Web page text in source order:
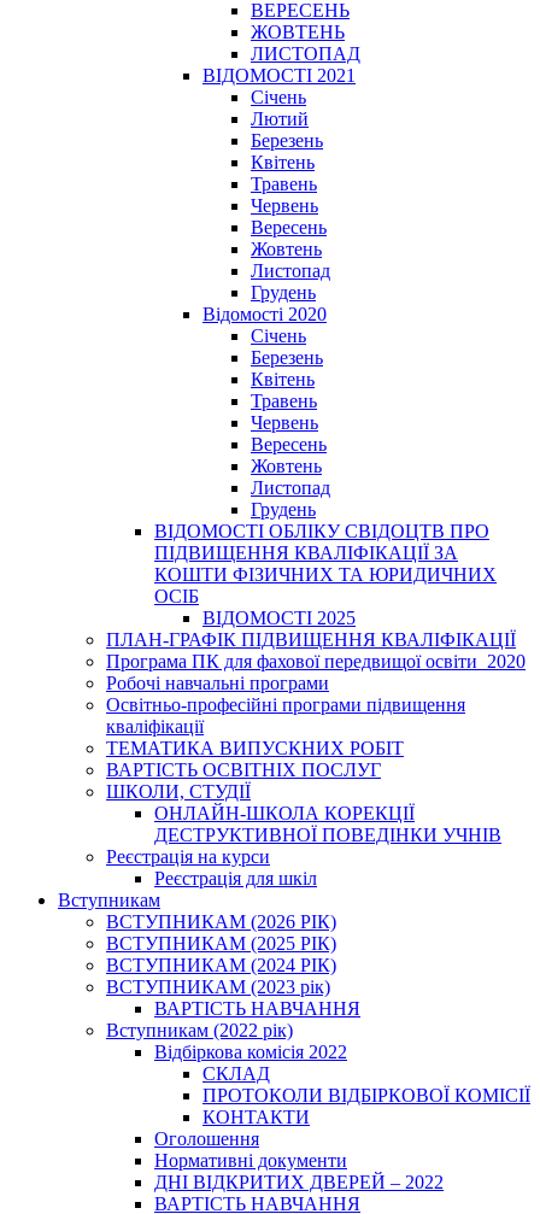
ВЕРЕСЕНЬ
ЖОВТЕНЬ
ЛИСТОПАД
ВІДОМОСТІ 2021
Січень
Лютий
Березень
Квітень
Травень
Червень
Вересень
Жовтень
Листопад
Грудень
Відомості 2020
Січень
Березень
Квітень
Травень
Червень
Вересень
Жовтень
Листопад
Грудень
ВІДОМОСТІ ОБЛІКУ СВІДОЦТВ ПРО
ПІДВИЩЕННЯ КВАЛІФІКАЦІЇ ЗА
КОШТИ ФІЗИЧНИХ ТА ЮРИДИЧНИХ
ОСІБ
ВІДОМОСТІ 2025
ПЛАН-ГРАФІК ПІДВИЩЕННЯ КВАЛІФІКАЦІЇ
Програма ПК для фахової передвищої освіти_2020
Робочі навчальні програми
Освітньо-професійні програми підвищення
кваліфікації
ТЕМАТИКА ВИПУСКНИХ РОБІТ
ВАРТІСТЬ ОСВІТНІХ ПОСЛУГ
ШКОЛИ, СТУДІЇ
ОНЛАЙН-ШКОЛА КОРЕКЦІЇ
ДЕСТРУКТИВНОЇ ПОВЕДІНКИ УЧНІВ
Реєстрація на курси
Реєстрація для шкіл
Вступникам
ВСТУПНИКАМ (2026 РІК)
ВСТУПНИКАМ (2025 РІК)
ВСТУПНИКАМ (2024 РІК)
ВСТУПНИКАМ (2023 рік)
ВАРТІСТЬ НАВЧАННЯ
Вступникам (2022 рік)
Відбіркова комісія 2022
СКЛАД
ПРОТОКОЛИ ВІДБІРКОВОЇ КОМІСІЇ
КОНТАКТИ
Оголошення
Нормативні документи
ДНІ ВІДКРИТИХ ДВЕРЕЙ – 2022
ВАРТІСТЬ НАВЧАННЯ